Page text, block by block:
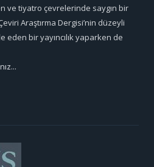
ve tiyatro çevrelerinde saygın bir
Araştırma Dergisi’nin düzeyli
eden bir yayıncılık yaparken de